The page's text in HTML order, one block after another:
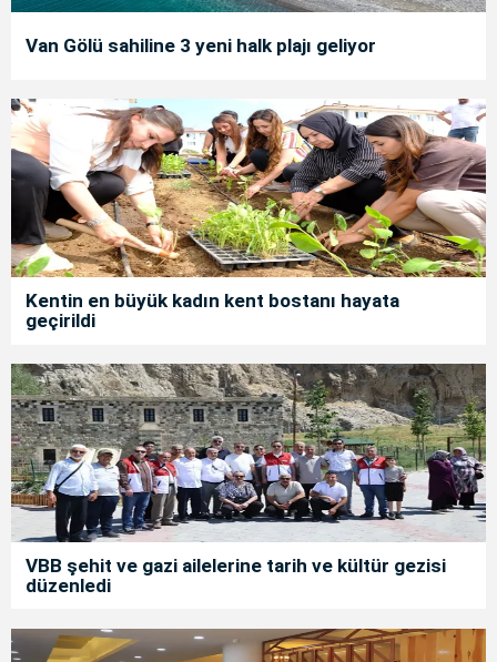
Van Gölü sahiline 3 yeni halk plajı geliyor
Kentin en büyük kadın kent bostanı hayata
geçirildi
VBB şehit ve gazi ailelerine tarih ve kültür gezisi
düzenledi